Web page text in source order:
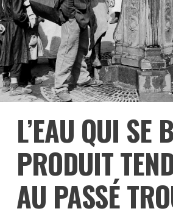
L’EAU QUI SE
PRODUIT
AU PASSÉ